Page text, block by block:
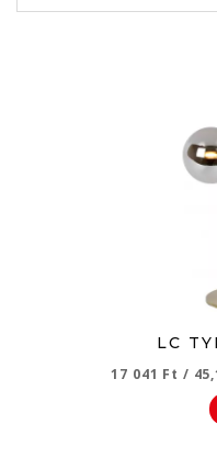
LC
17 041 Ft /